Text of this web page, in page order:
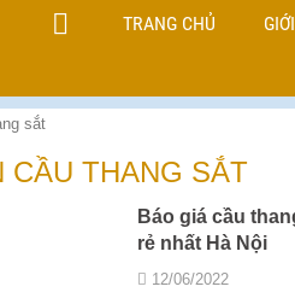
TRANG CHỦ
sắt
CẦU THANG SẮT
Báo giá cầu
rẻ nhất Hà Nội
12/06/2022